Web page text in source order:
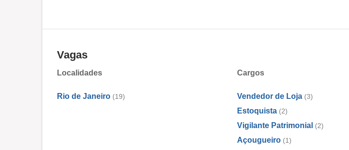
Vagas
Localidades
Rio de Janeiro (19)
Cargos
Vendedor de Loja (3)
Estoquista (2)
Vigilante Patrimonial (2)
Açougueiro (1)